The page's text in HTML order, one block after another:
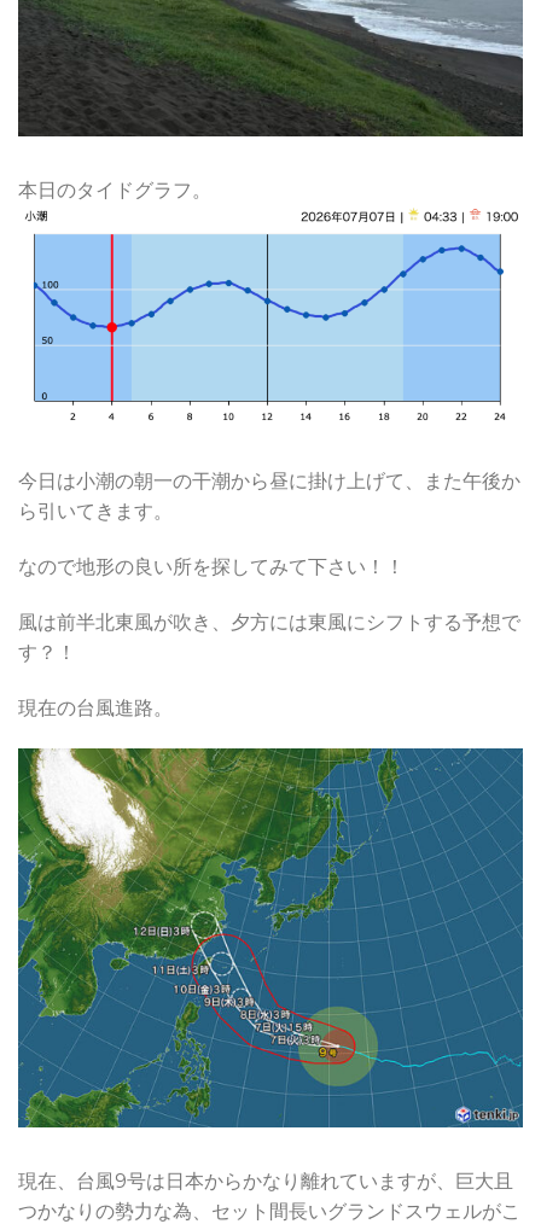
本日のタイドグラフ。
今日は小潮の朝一の干潮から昼に掛け上げて、また午後か
ら引いてきます。
なので地形の良い所を探してみて下さい！！
風は前半北東風が吹き、夕方には東風にシフトする予想で
す？！
現在の台風進路。
現在、台風9号は日本からかなり離れていますが、巨大且
つかなりの勢力な為、セット間長いグランドスウェルがこ